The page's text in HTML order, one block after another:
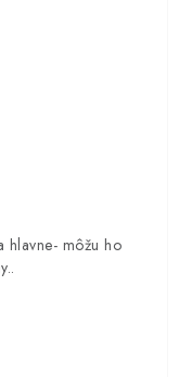
hlavne- môžu ho